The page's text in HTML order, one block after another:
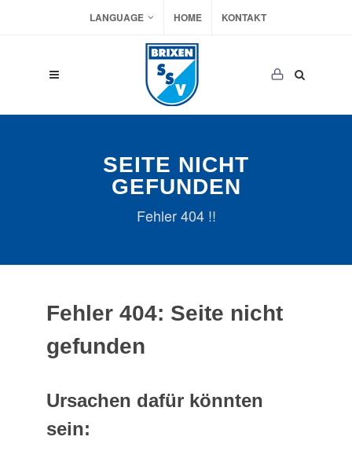
LANGUAGE HOME KONTAKT
SEITE NICHT
GEFUNDEN
Fehler 404 !!
Fehler 404: Seite nicht
gefunden
Ursachen dafür könnten
sein: